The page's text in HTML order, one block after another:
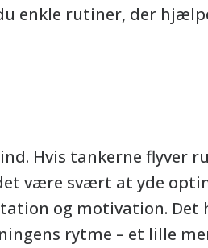
enkle rutiner, der
Hvis tankerne flyver
være svært at yde
og motivation. Det
rytme – et lille